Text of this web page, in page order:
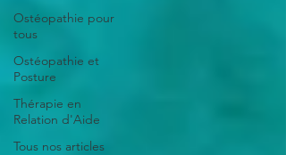
Ostéopathie pour
tous
Ostéopathie et
Posture
Thérapie en
Relation d'Aide
Tous nos articles